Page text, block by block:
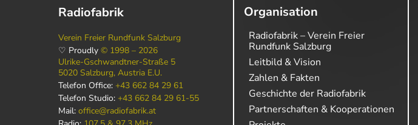
Radiofabrik
Verein Freier Rundfunk Salzburg
♡ Proudly © 1998 – 2026
Ulrike-Gschwandtner-Straße 5
5020 Salzburg, Austria E.U.
Telefon Office: +43 662 84 29 61
Telefon Studio: +43 662 84 29 61-55
Mail: office@radiofabrik.at
Organisation
Radiofabrik – Verein Freier
Rundfunk Salzburg
Leitbild & Vision
Zahlen & Fakten
Geschichte der Radiofabrik
Partnerschaften & Kooperationen